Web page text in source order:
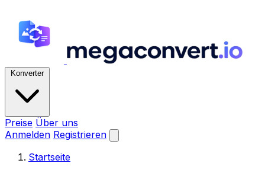
Konverter
Preise Über uns
Anmelden Registrieren
Startseite